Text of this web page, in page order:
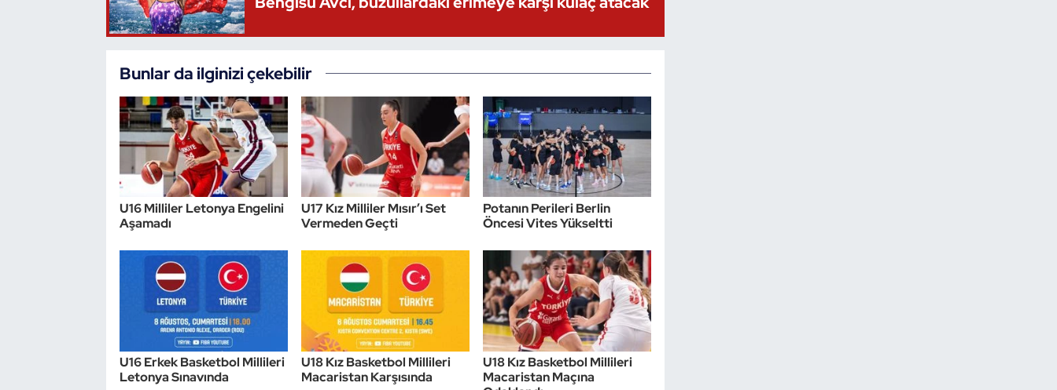
Bunlar da ilginizi çekebilir
U16 Milliler Letonya Engelini
Aşamadı
U17 Kız Milliler Mısır’ı Set
Vermeden Geçti
Potanın Perileri Berlin
Öncesi Vites Yükseltti
U16 Erkek Basketbol Millileri
Letonya Sınavında
U18 Kız Basketbol Millileri
Macaristan Karşısında
U18 Kız Basketbol Millileri
Macaristan Maçına